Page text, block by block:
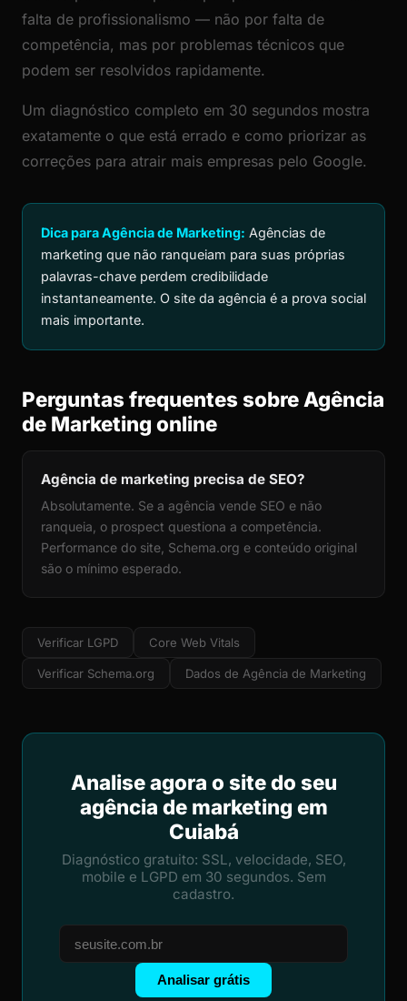
falta de profissionalismo — não por falta de
competência, mas por problemas técnicos que
podem ser resolvidos rapidamente.
Um diagnóstico completo em 30 segundos mostra
exatamente o que está errado e como priorizar as
correções para atrair mais empresas pelo Google.
Dica para Agência de Marketing: Agências de
marketing que não ranqueiam para suas próprias
palavras-chave perdem credibilidade
instantaneamente. O site da agência é a prova social
mais importante.
Perguntas frequentes sobre Agência
de Marketing online
Agência de marketing precisa de SEO?
Absolutamente. Se a agência vende SEO e não
ranqueia, o prospect questiona a competência.
Performance do site, Schema.org e conteúdo original
são o mínimo esperado.
Verificar LGPD Core Web Vitals
Verificar Schema.org Dados de Agência de Marketing
Analise agora o site do seu
agência de marketing em
Cuiabá
Diagnóstico gratuito: SSL, velocidade, SEO,
mobile e LGPD em 30 segundos. Sem
cadastro.
Analisar grátis